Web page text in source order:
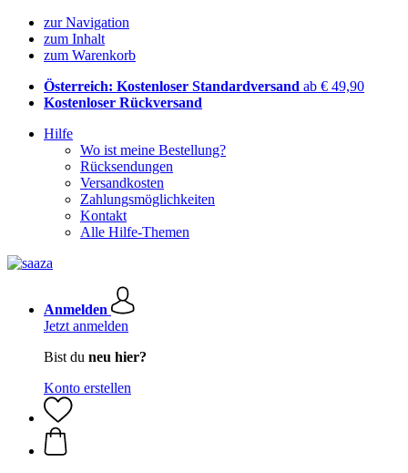
zur Navigation
zum Inhalt
zum Warenkorb
Österreich: Kostenloser Standardversand ab € 49,90
Kostenloser Rückversand
Hilfe
Wo ist meine Bestellung?
Rücksendungen
Versandkosten
Zahlungsmöglichkeiten
Kontakt
Alle Hilfe-Themen
Anmelden
Jetzt anmelden
Bist du neu hier?
Konto erstellen